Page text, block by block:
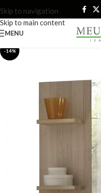
Skip to navigation
Skip to main content
MENU
-14%